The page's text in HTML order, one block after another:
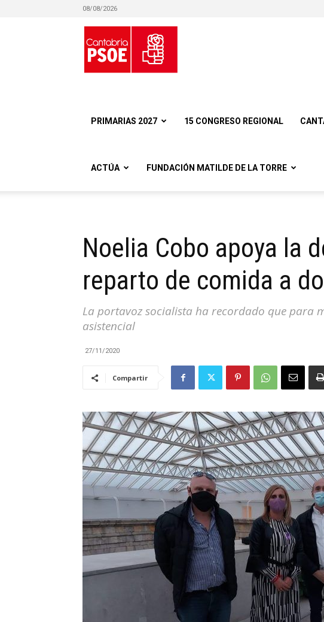
08/08/2026
Español
Cantabria
PRIMARIAS 2027 15 CONGRESO REGIONAL
ACTÚA FUNDACIÓN MATILDE DE LA TORRE
Noelia Cobo apoya la
reparto de comida a
La portavoz socialista ha recordado que para
asistencial
27/11/2020
Compartir